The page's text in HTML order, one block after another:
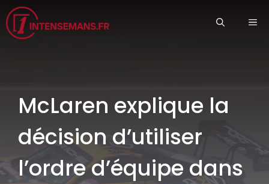
Aller
au
contenu
McLaren explique la
décision d’utiliser
l’ordre d’équipe dans